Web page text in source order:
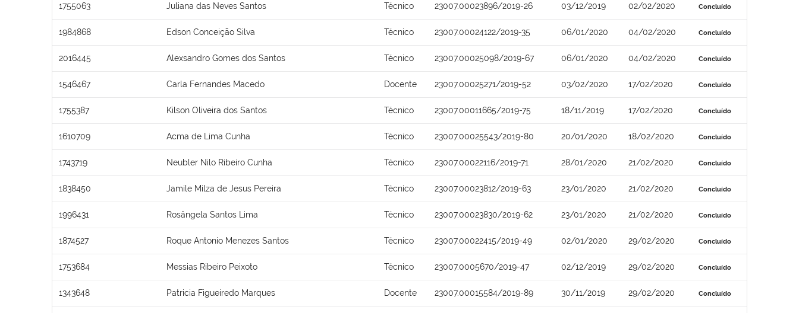
1755063 Juliana das Neves Santos Técnico 23007.00023896/2019-26 03/12/2019 02/02/2020 Concluído
1984868 Edson Conceição Silva Técnico 23007.00024122/2019-35 06/01/2020 04/02/2020 Concluído
2016445 Alexsandro Gomes dos Santos Técnico 23007.00025098/2019-67 06/01/2020 04/02/2020 Concluído
1546467 Carla Fernandes Macedo Docente 23007.00025271/2019-52 03/02/2020 17/02/2020 Concluído
1755387 Kilson Oliveira dos Santos Técnico 23007.00011665/2019-75 18/11/2019 17/02/2020 Concluído
1610709 Acma de Lima Cunha Técnico 23007.00025543/2019-80 20/01/2020 18/02/2020 Concluído
1743719 Neubler Nilo Ribeiro Cunha Técnico 23007.00022116/2019-71 28/01/2020 21/02/2020 Concluído
1838450 Jamile Milza de Jesus Pereira Técnico 23007.00023812/2019-63 23/01/2020 21/02/2020 Concluído
1996431 Rosângela Santos Lima Técnico 23007.00023830/2019-62 23/01/2020 21/02/2020 Concluído
1874527 Roque Antonio Menezes Santos Técnico 23007.00022415/2019-49 02/01/2020 29/02/2020 Concluído
1753684 Messias Ribeiro Peixoto Técnico 23007.0005670/2019-47 02/12/2019 29/02/2020 Concluído
1343648 Patricia Figueiredo Marques Docente 23007.00015584/2019-89 30/11/2019 29/02/2020 Concluído